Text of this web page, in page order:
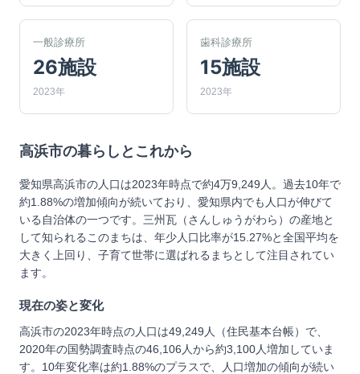
一般診療所
26施設
2023年
歯科診療所
15施設
2023年
高浜市の暮らしとこれから
愛知県高浜市の人口は2023年時点で約4万9,249人。過去10年で
約1.88%の増加傾向が続いており、愛知県内でも人口が伸びて
いる自治体の一つです。三州瓦（さんしゅうがわら）の産地と
して知られるこのまちは、年少人口比率が15.27%と全国平均を
大きく上回り、子育て世帯に選ばれるまちとして注目されてい
ます。
現在の姿と変化
高浜市の2023年時点の人口は49,249人（住民基本台帳）で、
2020年の国勢調査時点の46,106人から約3,100人増加していま
す。10年変化率は約1.88%のプラスで、人口増加の傾向が続い